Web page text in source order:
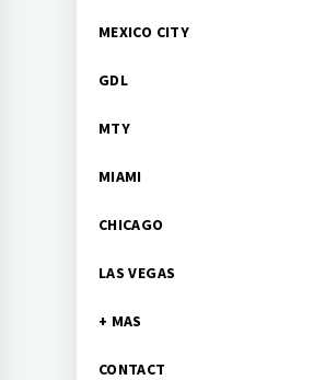
MEXICO CITY
GDL
MTY
MIAMI
CHICAGO
LAS VEGAS
+ MAS
CONTACT